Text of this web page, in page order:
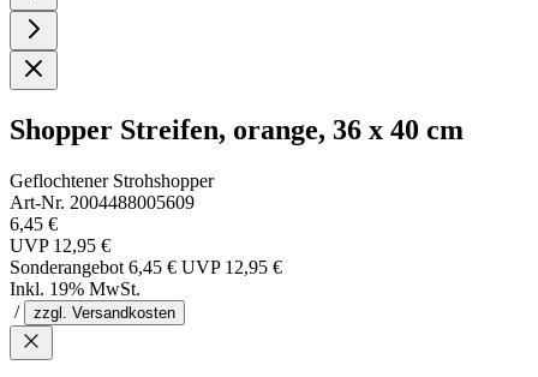
Shopper Streifen, orange, 36 x 40 cm
Geflochtener Strohshopper
Art-Nr. 2004488005609
6,45 €
UVP 12,95 €
Sonderangebot 6,45 € UVP 12,95 €
Inkl. 19% MwSt.
/
zzgl. Versandkosten